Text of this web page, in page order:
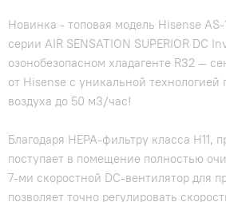
Новинка - топовая модель Hisense AS-
серии AIR SENSATION SUPERIOR DC
озонобезопасном хладагенте R32 —
от Hisense с уникальной технологией
воздуха до 50 м3/час!
Благодаря HEPA-фильтру класса H11,
поступает в помещение полностью
7-ми скоростной DC-вентилятор для
позволяет точно регулировать